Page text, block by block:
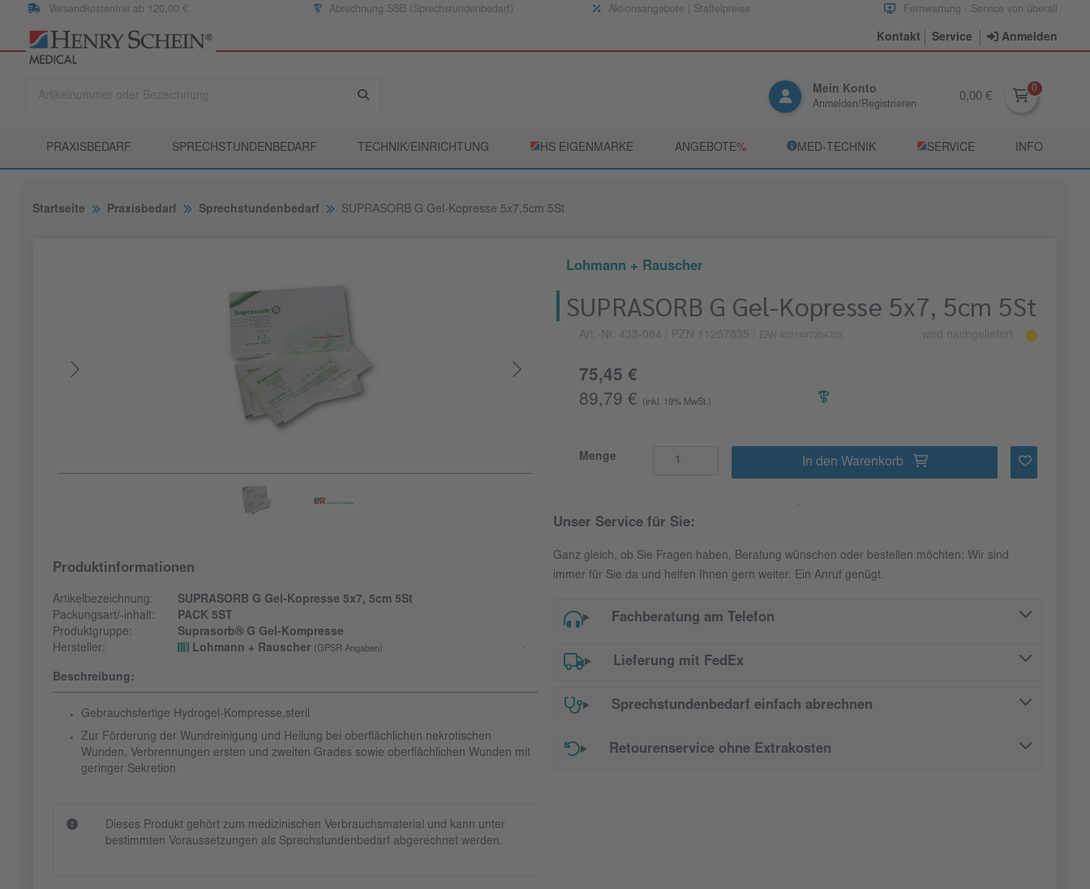
Versandkostenfrei ab 120,00 € Abrechnung SSB (Sprechstundenbedarf) Aktionsangebote | Staffelpreise Fernwartung - Service von überall
Kontakt Service Anmelden
Mein Konto
Anmelden/Registrieren
0,00 €
PRAXISBEDARF SPRECHSTUNDENBEDARF TECHNIK/EINRICHTUNG ­HS EIGENMARKE ANGEBOTE­% ­MED‑TECHNIK ­SERVICE INFO
Startseite Praxisbedarf Sprechstundenbedarf SUPRASORB G Gel-Kopresse 5x7,5cm 5St
Produktinformationen
Artikelbezeichnung:
SUPRASORB G Gel-Kopresse 5x7, 5cm 5St
Packungsart/-inhalt:
PACK 5ST
Produktgruppe:
Suprasorb® G Gel-Kompresse
Hersteller:
Lohmann + Rauscher (GPSR Angaben)
Beschreibung:
Gebrauchsfertige Hydrogel-Kompresse,steril
Zur Förderung der Wundreinigung und Heilung bei oberflächlichen nekrotischen
Wunden, Verbrennungen ersten und zweiten Grades sowie oberflächlichen Wunden mit
geringer Sekretion
Dieses Produkt gehört zum medizinischen Verbrauchsmaterial und kann unter
bestimmten Voraussetzungen als Sprechstundenbedarf abgerechnet werden.
Lohmann + Rauscher
SUPRASORB G Gel-Kopresse 5x7, 5cm 5St
Art.-Nr. 433-064 / PZN 11267835 EAN 4021447204703 wird nachgeliefert
75,45 €
89,79 €
(inkl. 19% MwSt.)
Menge In den Warenkorb
Unser Service für Sie:
Ganz gleich, ob Sie Fragen haben, Beratung wünschen oder bestellen möchten: Wir sind
immer für Sie da und helfen Ihnen gern weiter. Ein Anruf genügt.
Fachberatung am Telefon
Lieferung mit FedEx
Sprechstundenbedarf einfach abrechnen
Retourenservice ohne Extrakosten